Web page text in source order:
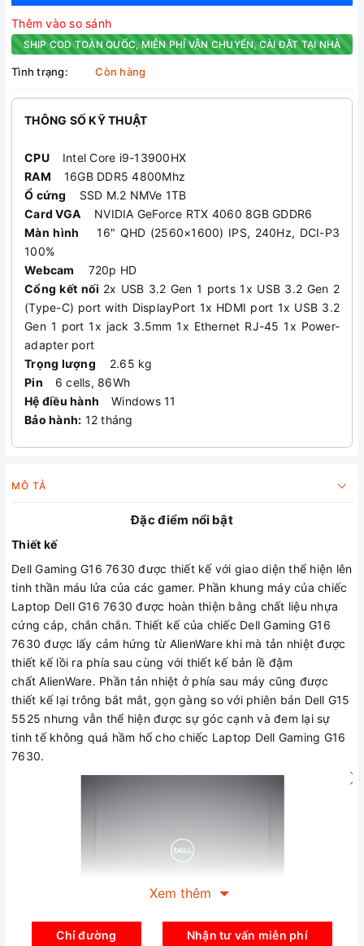
Thêm vào so sánh
SHIP COD TOÀN QUỐC, MIỄN PHÍ VẬN CHUYỂN, CÀI ĐẶT TẠI NHÀ
Tình trạng: Còn hàng
THÔNG SỐ KỸ THUẬT
CPU
Intel Core i9-13900HX
RAM
16GB DDR5 4800Mhz
Ổ cứng
SSD M.2 NMVe 1TB
Card VGA NVIDIA GeForce RTX 4060 8GB GDDR6
Màn hình 16" QHD (2560×1600) IPS, 240Hz, DCI-P3
100%
Webcam 720p HD
Cổng kết nối 2x USB 3.2 Gen 1 ports 1x USB 3.2 Gen 2
(Type-C) port with DisplayPort 1x HDMI port 1x USB 3.2
Gen 1 port 1x jack 3.5mm 1x Ethernet RJ-45 1x Power-
adapter port
Trọng lượng 2.65 kg
Pin
6 cells, 86Wh
Hệ điều hành
Windows 11
Bảo hành: 12 tháng
MÔ TẢ
Đặc điểm nổi bật
Thiết kế
Dell Gaming G16 7630 được thiết kế với giao diện thể hiện lên
tinh thần máu lửa của các gamer. Phần khung máy của chiếc
Laptop Dell G16 7630 được hoàn thiện bằng chất liệu nhựa
cứng cáp, chắn chắn. Thiết kế của chiếc Dell Gaming G16
7630 được lấy cảm hứng từ AlienWare khi mà tản nhiệt được
thiết kế lồi ra phía sau cùng với thiết kế bản lề đậm
chất AlienWare. Phần tản nhiệt ở phía sau máy cũng được
thiết kế lại trông bắt mắt, gọn gàng so với phiên bản Dell G15
5525 nhưng vẫn thể hiện được sự góc cạnh và đem lại sự
tinh tế không quá hầm hố cho chiếc Laptop Dell Gaming G16
7630.
Xem thêm
Chỉ đường Nhận tư vấn miễn phí